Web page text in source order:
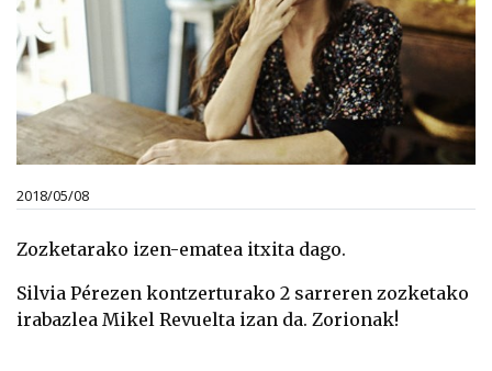
2018/05/08
Zozketarako izen-ematea itxita dago.
Silvia Pérezen kontzerturako 2 sarreren zozketako
irabazlea Mikel Revuelta izan da. Zorionak!